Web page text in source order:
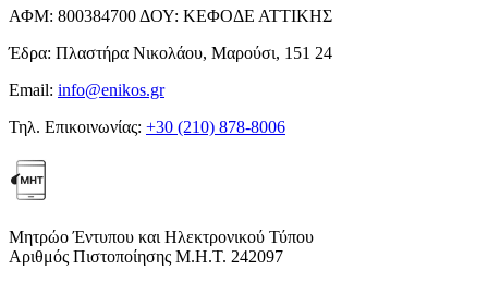
ΑΦΜ: 800384700 ΔΟΥ: ΚΕΦΟΔΕ ΑΤΤΙΚΗΣ
Έδρα: Πλαστήρα Νικολάου, Μαρούσι, 151 24
Email: info@enikos.gr
Τηλ. Επικοινωνίας: +30 (210) 878-8006
Μητρώο Έντυπου και Ηλεκτρονικού Τύπου
Αριθμός Πιστοποίησης Μ.Η.Τ. 242097